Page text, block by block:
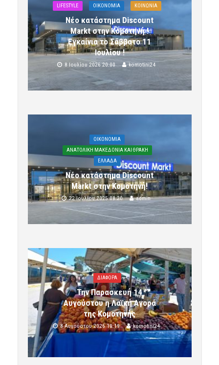
LIFESTYLE OIKONOMIA ΚΟΙΝΩΝΙΑ
Νέο κατάστημα Discount
Markt στην Κομοτηνή !
Εγκαίνια το Σάββατο 11
Ιουλίου !
8 Ιουλίου 2026 20:00 komotini24
OIKONOMIA
ΑΝΑΤΟΛΙΚΗ ΜΑΚΕΔΟΝΙΑ ΚΑΙ ΘΡΑΚΗ
ΕΛΛΑΔΑ
Νέο κατάστημα Discount
Markt στην Κομοτηνή!
22 Ιουλίου 2025 08:20 admin
ΔΙΑΦΟΡΑ
Την Παρασκευή 14
Αυγούστου η Λαϊκή Αγορά
της Κομοτηνής
8 Αυγούστου 2026 10:19 komotini24